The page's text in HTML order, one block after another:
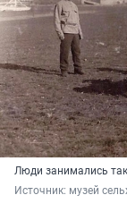
Люди занимались
Источник: музей